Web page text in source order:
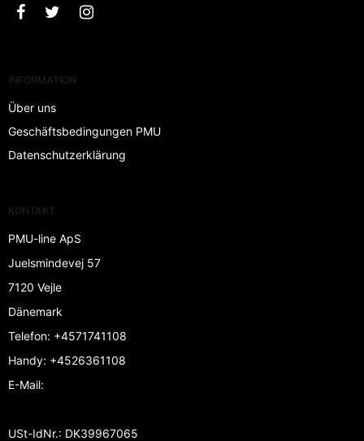
INFORMATION
Über uns
Geschäftsbedingungen PMU
Datenschutzerklärung
KONTAKT
PMU-line ApS
Juelsmindevej 57
7120 Vejle
Dänemark
Telefon: +4571741108
Handy: +4526361108
E-Mail:
USt-IdNr.: DK39967065